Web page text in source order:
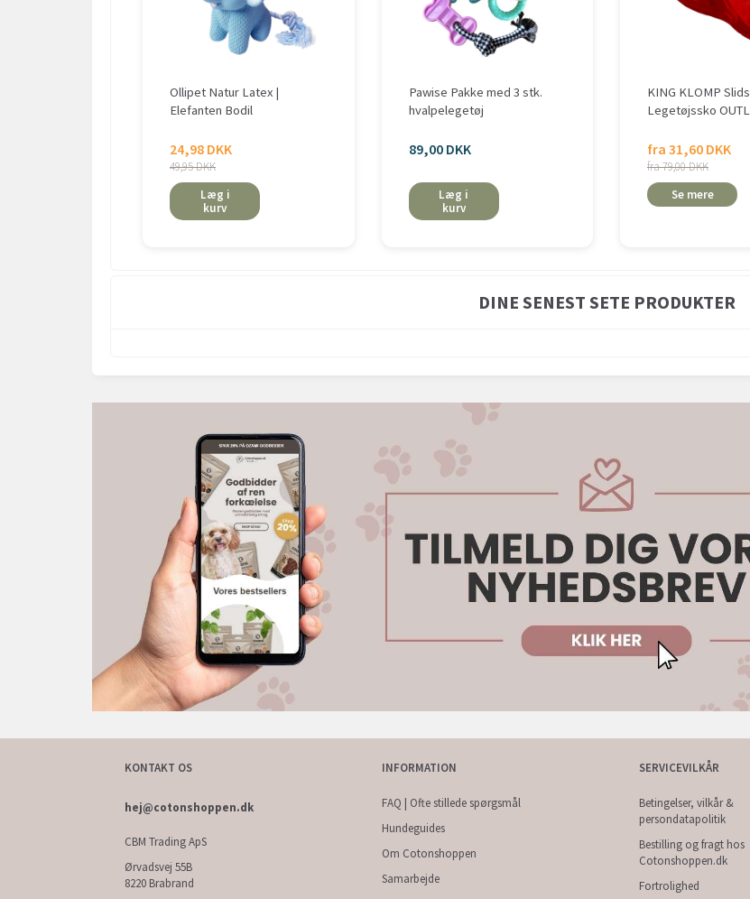
Ollipet Natur Latex |
Elefanten Bodil
24,98 DKK
49,95 DKK
Læg i
kurv
Pawise Pakke med 3 stk.
hvalpelegetøj
89,00 DKK
Læg i
kurv
KING KLOMP
Legetøjssko
fra 31,60 DKK
fra 79,00 DKK
Se mere
DINE SENEST SETE PRODUKTER
KONTAKT OS
hej@cotonshoppen.dk
CBM Trading ApS
Ørvadsvej 55B
8220 Brabrand
INFORMATION
FAQ | Ofte stillede spørgsmål
Hundeguides
Om Cotonshoppen
Samarbejde
SERVICEVILKÅR
Betingelser, vilkår &
persondatapolitik
Bestilling og fragt hos
Cotonshoppen.dk
Fortrolighed